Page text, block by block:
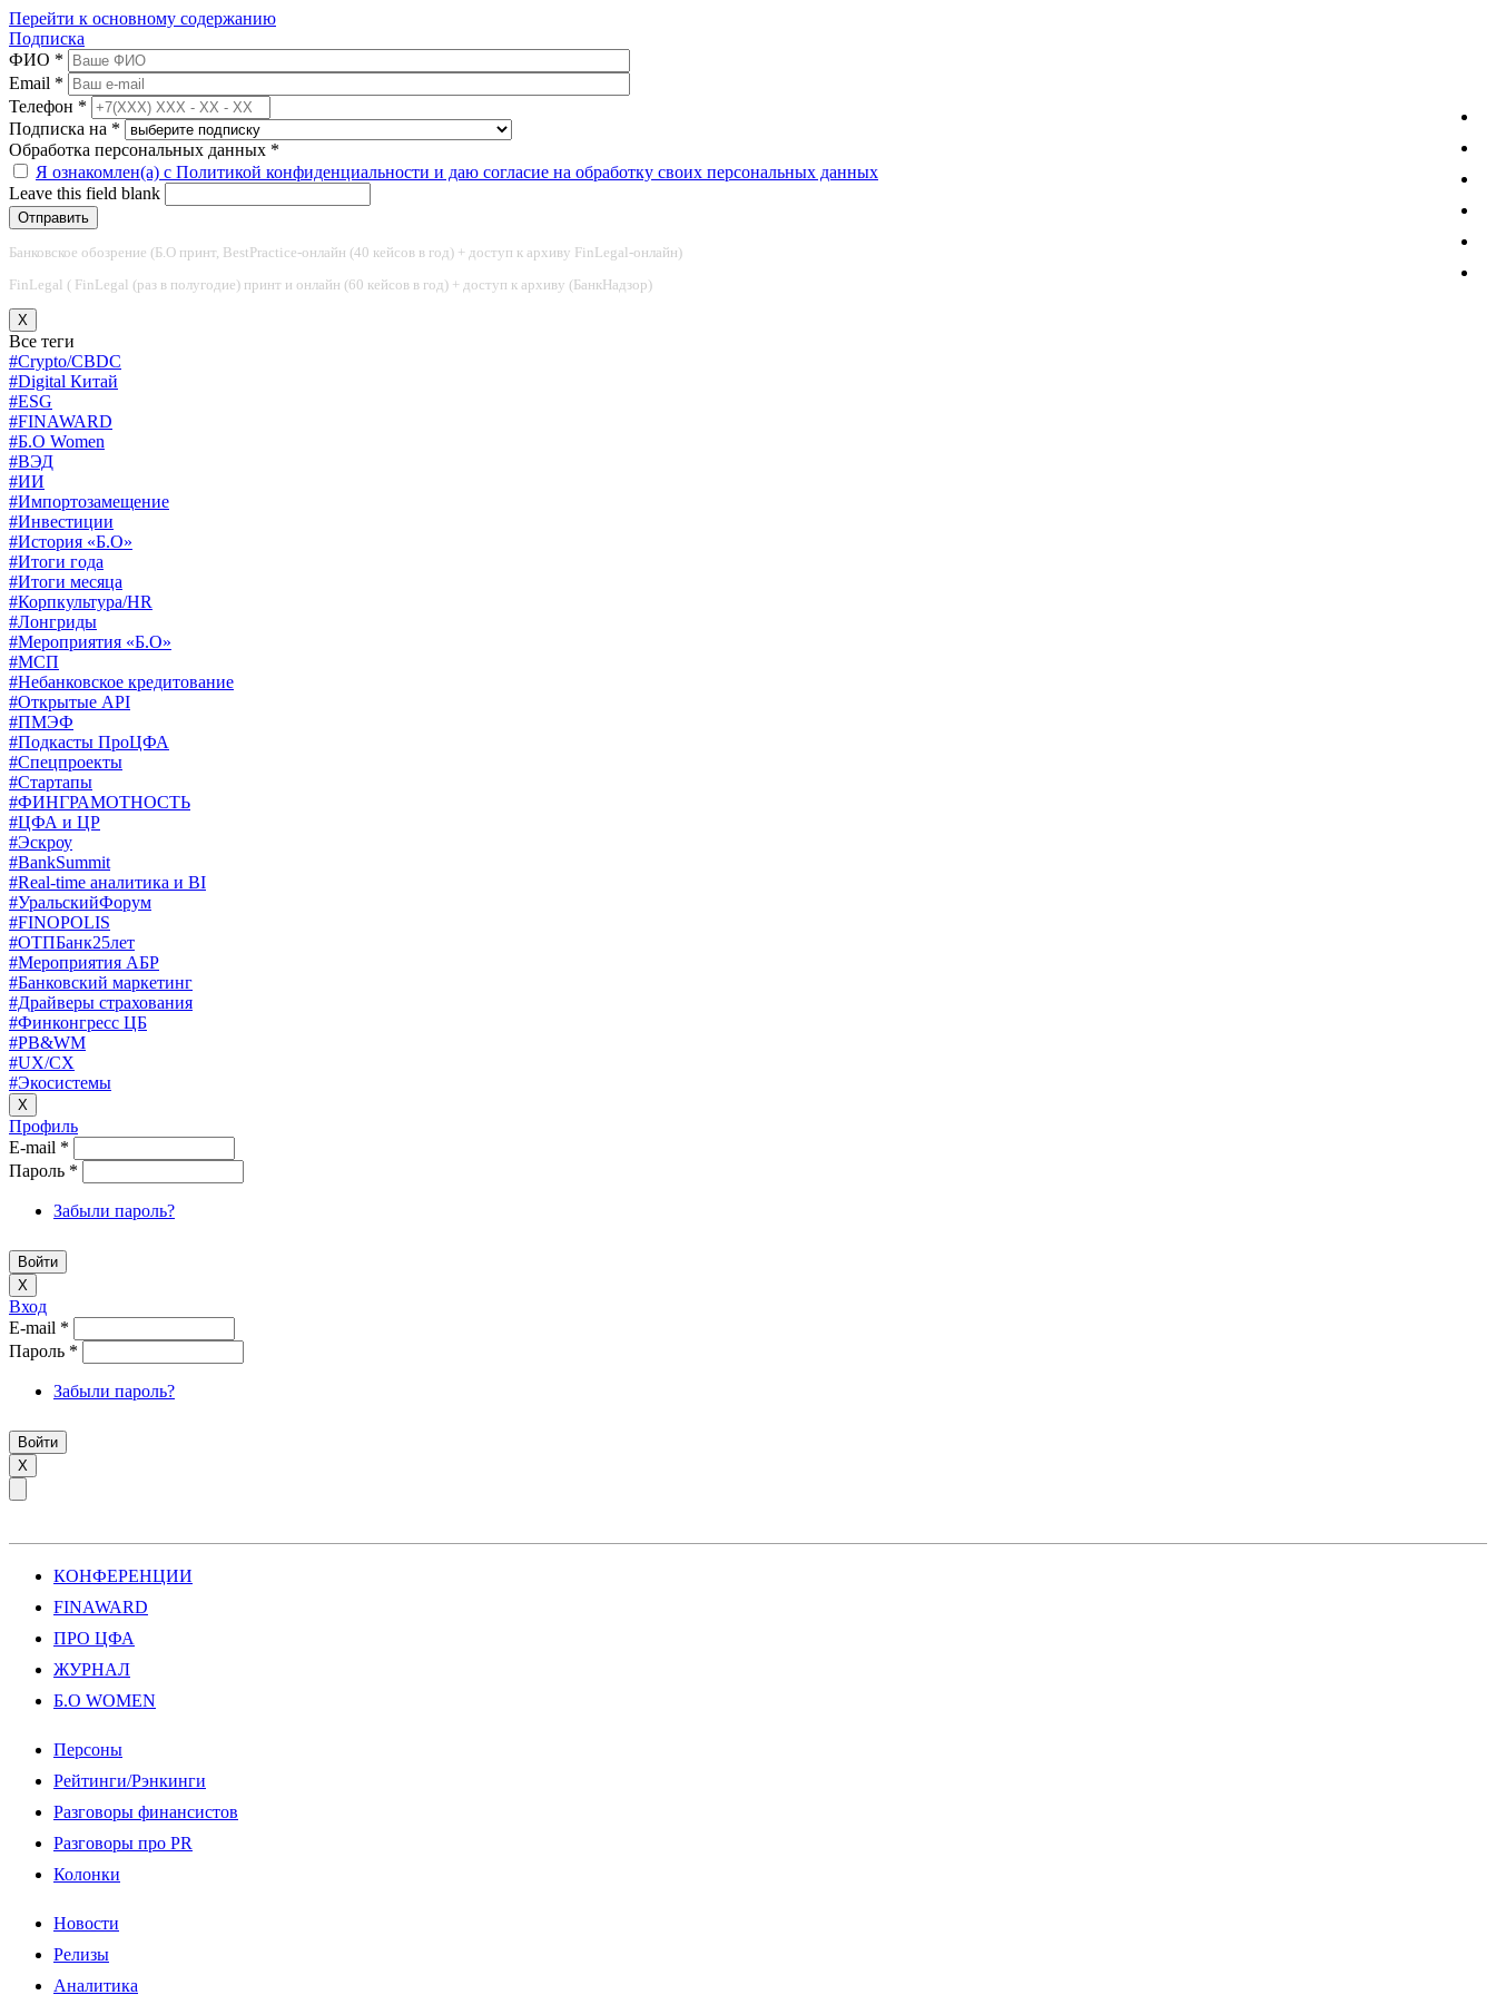
Перейти к основному содержанию
Подписка
ФИО *
Email *
Телефон *
Подписка на *
Обработка персональных данных *
Я ознакомлен(а) с Политикой конфиденциальности и даю согласие на обработку своих персональных данных
Leave this field blank
Банковское обозрение (Б.О принт, BestPractice-онлайн (40 кейсов в год) + доступ к архиву FinLegal-онлайн)
FinLegal ( FinLegal (раз в полугодие) принт и онлайн (60 кейсов в год) + доступ к архиву (БанкНадзор)
X
Все теги
#Crypto/CBDC
#Digital Китай
#ESG
#FINAWARD
#Б.О Women
#ВЭД
#ИИ
#Импортозамещение
#Инвестиции
#История «Б.О»
#Итоги года
#Итоги месяца
#Корпкультура/HR
#Лонгриды
#Мероприятия «Б.О»
#МСП
#Небанковское кредитование
#Открытые API
#ПМЭФ
#Подкасты ПроЦФА
#Спецпроекты
#Стартапы
#ФИНГРАМОТНОСТЬ
#ЦФА и ЦР
#Эскроу
#BankSummit
#Real-time аналитика и BI
#УральскийФорум
#FINOPOLIS
#ОТПБанк25лет
#Мероприятия АБР
#Банковский маркетинг
#Драйверы страхования
#Финконгресс ЦБ
#PB&WM
#UX/CX
#Экосистемы
X
Профиль
E-mail *
Пароль *
Забыли пароль?
X
Вход
E-mail *
Пароль *
Забыли пароль?
X
КОНФЕРЕНЦИИ
FINAWARD
ПРО ЦФА
ЖУРНАЛ
Б.О WOMEN
Персоны
Рейтинги/Рэнкинги
Разговоры финансистов
Разговоры про PR
Колонки
Новости
Релизы
Аналитика